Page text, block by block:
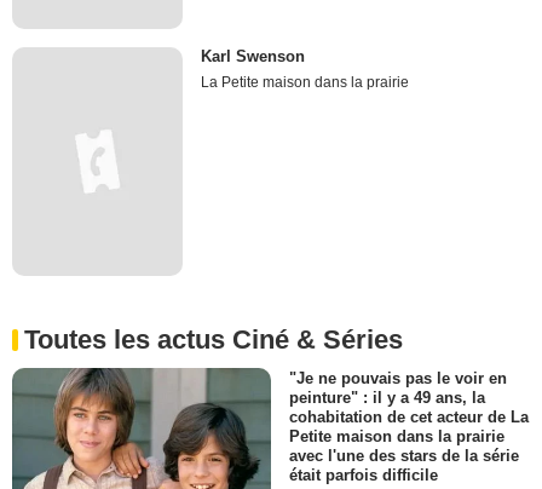
Karl Swenson
La Petite maison dans la prairie
Toutes les actus Ciné & Séries
"Je ne pouvais pas le voir en
peinture" : il y a 49 ans, la
cohabitation de cet acteur de La
Petite maison dans la prairie
avec l'une des stars de la série
était parfois difficile